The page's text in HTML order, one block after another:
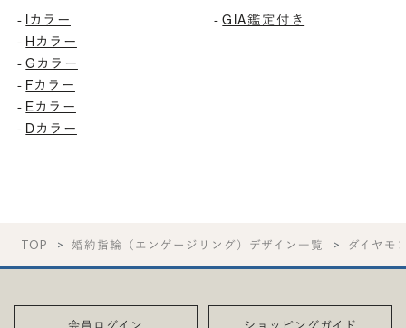
- Iカラー
- Hカラー
-Gカラー
- Fカラー
- Eカラー
- Dカラー
-GIA鑑定付き
TOP 婚約指輪（エンゲージリング）デザイン一覧 ダイヤモ